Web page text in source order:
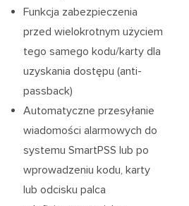
Funkcja zabezpieczenia
przed wielokrotnym użyciem
tego samego kodu/karty dla
uzyskania dostępu (anti-
passback)
Automatyczne przesyłanie
wiadomości alarmowych do
systemu SmartPSS lub po
wprowadzeniu kodu, karty
lub odcisku palca